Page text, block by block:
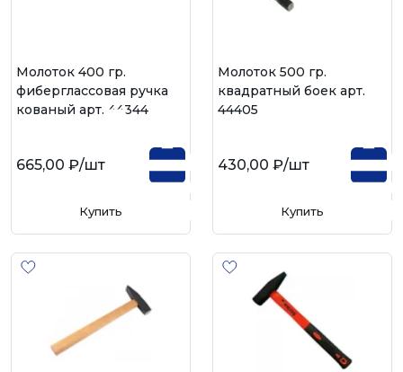
Молоток 400 гр.
фиберглассовая ручка
кованый арт. 44344
665,00 ₽/шт
Купить
Молоток 500 гр.
квадратный боек арт.
44405
430,00 ₽/шт
Купить